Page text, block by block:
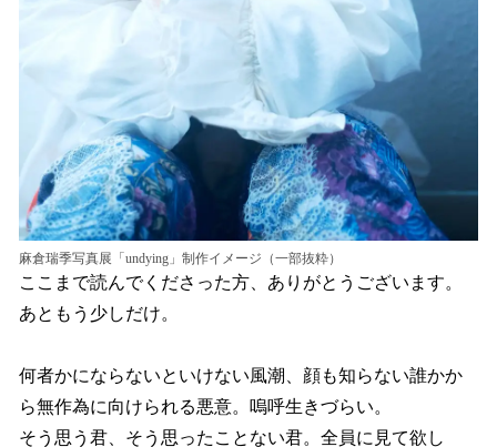
麻倉瑞季写真展「undying」制作イメージ（一部抜粋）
ここまで読んでくださった方、ありがとうございます。
あともう少しだけ。
何者かにならないといけない風潮、顔も知らない誰かか
ら無作為に向けられる悪意。嗚呼生きづらい。
そう思う君、そう思ったことない君。全員に見て欲し